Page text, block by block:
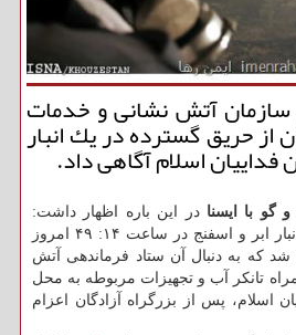
آتش نشانی و خدمات
از حریق گسترده در یك انبار
فداییان اسلام آگاهی داد.
با ایسنا در این باره اظهار داشت:
حریق در یك انبار ابر و اسفنج در ساعت ۱۴: ۴۹ امروز
اطلاع داده شد كه به دنبال آن ستاد فرماندهی آتش
تانكر آب و تجهیزات مربوطه به محل
اسلام، پس از بزرگراه آزادگان اعزام